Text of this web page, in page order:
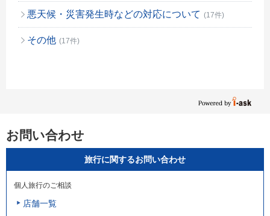
悪天候・災害発生時などの対応について (17件)
その他 (17件)
お問い合わせ
旅行に関するお問い合わせ
個人旅行のご相談
店舗一覧